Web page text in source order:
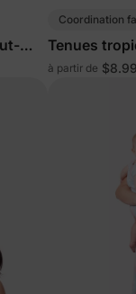
Coordination
Tenues
pour toute la
à partir de $8.99